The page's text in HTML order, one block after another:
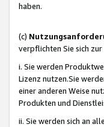
haben.
(c)
verpflichten Sie sich
i. Sie werden
Lizenz nutzen.Sie
einer anderen Weise
Produkten und
ii. Sie werden sich an